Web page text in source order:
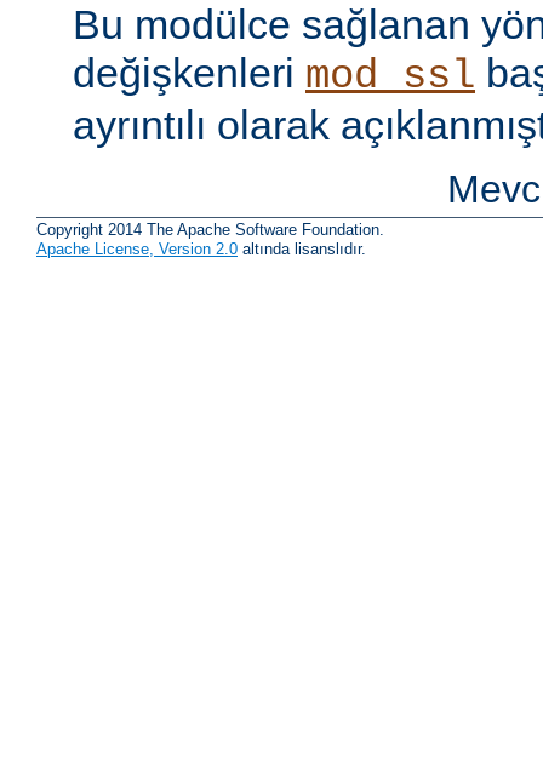
Bu modülce sağlanan
değişkenleri mod_ssl
ayrıntılı olarak
Copyright 2014 The Apache Software Foundation.
Apache License, Version 2.0 altında lisanslıdır.